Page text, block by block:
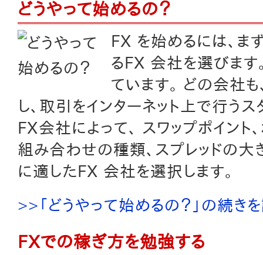
どうやって始めるの？
FX を始めるには、
るFX 会社を選びま
ています。 どの会社
し、取引をインターネット上で行うス
FX会社によって、 スワップポイン
組み合わせの種類、スプレッドの大
に適したFX 会社を選択します。
>>「どうやって始めるの？」の続き
FXでの稼ぎ方を勉強する